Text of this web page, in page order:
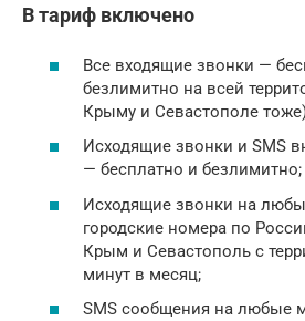
В тариф включено
Все входящие звонки —
безлимитно на всей
Крыму и Севастополе
Исходящие звонки и SMS
— бесплатно и безлимитно;
Исходящие звонки на
городские номера по
Крым и Севастополь с
минут в месяц;
SMS сообщения на любые